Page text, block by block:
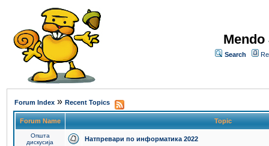
Search
Forum Index » Recent Topics
Forum Name Topic
Општа
дискусија
Натпревари по информатика 2022